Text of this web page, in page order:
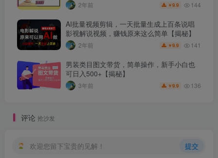
2年前 ￥9.9 144
AI批量视频剪辑，一天批量生成上百条说唱
影视解说视频，赚钱原来这么简单【揭秘】
2年前 ￥9.9 141
男装类目图文带货，简单操作，新手小白也
可日入500+【揭秘】
3年前 ￥9.9 136
评论 抢沙发
欢迎您留下宝贵的见解！ 提交